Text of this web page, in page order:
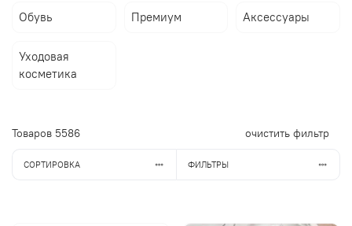
Обувь Премиум Аксессуары
Уходовая
косметика
Товаров 5586 очистить фильтр
СОРТИРОВКА ФИЛЬТРЫ